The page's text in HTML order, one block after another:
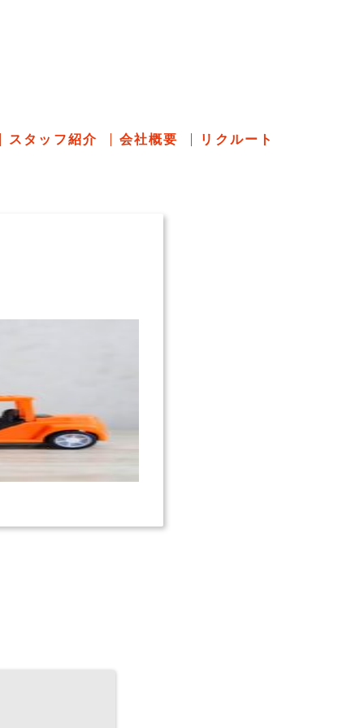
スタッフ紹介 会社概要 リクルート